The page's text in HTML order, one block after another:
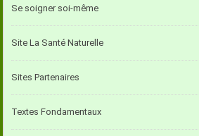
Se soigner soi-même
Site La Santé Naturelle
Sites Partenaires
Textes Fondamentaux